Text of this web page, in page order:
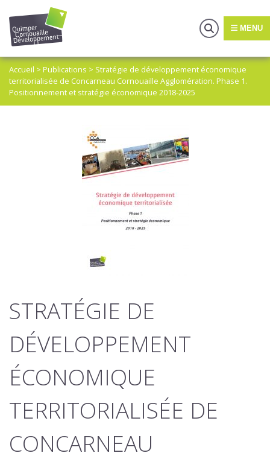
MENU
Accueil > Publications > Stratégie de développement économique
territorialisée de Concarneau Cornouaille Agglomération. Phase 1.
Positionnement et stratégie économique 2018-2025
STRATÉGIE DE
DÉVELOPPEMENT
ÉCONOMIQUE
TERRITORIALISÉE DE
CONCARNEAU